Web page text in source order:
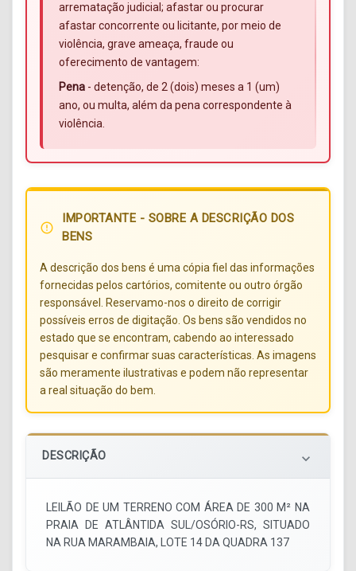
arrematação judicial; afastar ou procurar
afastar concorrente ou licitante, por meio de
violência, grave ameaça, fraude ou
oferecimento de vantagem:
Pena - detenção, de 2 (dois) meses a 1 (um)
ano, ou multa, além da pena correspondente à
violência.
error_outline
IMPORTANTE - SOBRE A DESCRIÇÃO DOS
BENS
A descrição dos bens é uma cópia fiel das informações
fornecidas pelos cartórios, comitente ou outro órgão
responsável. Reservamo-nos o direito de corrigir
possíveis erros de digitação. Os bens são vendidos no
estado que se encontram, cabendo ao interessado
pesquisar e confirmar suas características. As imagens
são meramente ilustrativas e podem não representar
a real situação do bem.
DESCRIÇÃO keyboard_arrow_down
LEILÃO DE UM TERRENO COM ÁREA DE 300 M² NA
PRAIA DE ATLÂNTIDA SUL/OSÓRIO-RS, SITUADO
NA RUA MARAMBAIA, LOTE 14 DA QUADRA 137